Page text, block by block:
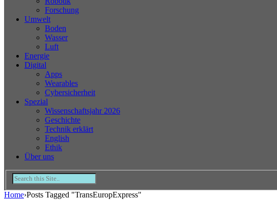
Forschung
Umwelt
Boden
Wasser
Luft
Energie
Digital
Apps
Wearables
Cybersicherheit
Spezial
Wissenschaftsjahr 2026
Geschichte
Technik erklärt
English
Ethik
Über uns
Home›Posts Tagged "TransEuropExpress"